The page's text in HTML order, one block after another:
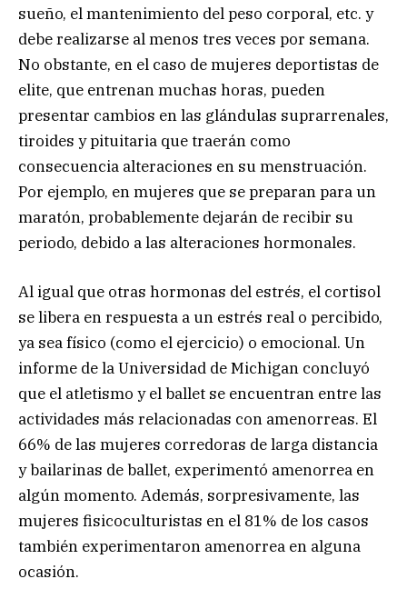
sueño, el mantenimiento del peso corporal, etc. y
debe realizarse al menos tres veces por semana.
No obstante, en el caso de mujeres deportistas de
elite, que entrenan muchas horas, pueden
presentar cambios en las glándulas suprarrenales,
tiroides y pituitaria que traerán como
consecuencia alteraciones en su menstruación.
Por ejemplo, en mujeres que se preparan para un
maratón, probablemente dejarán de recibir su
periodo, debido a las alteraciones hormonales.
Al igual que otras hormonas del estrés, el cortisol
se libera en respuesta a un estrés real o percibido,
ya sea físico (como el ejercicio) o emocional. Un
informe de la Universidad de Michigan concluyó
que el atletismo y el ballet se encuentran entre las
actividades más relacionadas con amenorreas. El
66% de las mujeres corredoras de larga distancia
y bailarinas de ballet, experimentó amenorrea en
algún momento. Además, sorpresivamente, las
mujeres fisicoculturistas en el 81% de los casos
también experimentaron amenorrea en alguna
ocasión.